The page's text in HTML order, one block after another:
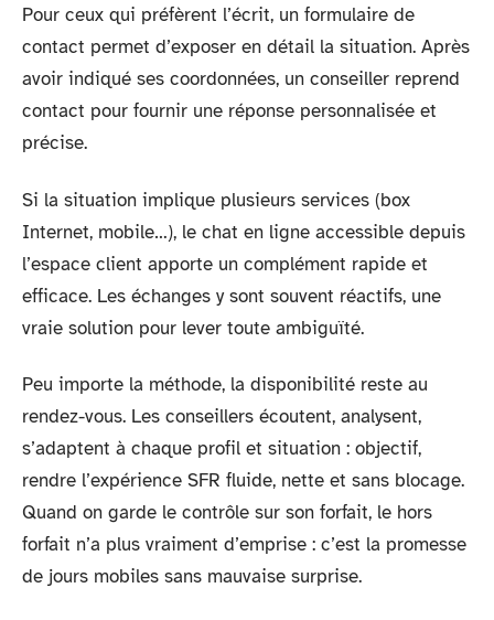
Pour ceux qui préfèrent l’écrit, un formulaire de
contact permet d’exposer en détail la situation. Après
avoir indiqué ses coordonnées, un conseiller reprend
contact pour fournir une réponse personnalisée et
précise.
Si la situation implique plusieurs services (box
Internet, mobile…), le chat en ligne accessible depuis
l’espace client apporte un complément rapide et
efficace. Les échanges y sont souvent réactifs, une
vraie solution pour lever toute ambiguïté.
Peu importe la méthode, la disponibilité reste au
rendez-vous. Les conseillers écoutent, analysent,
s’adaptent à chaque profil et situation : objectif,
rendre l’expérience SFR fluide, nette et sans blocage.
Quand on garde le contrôle sur son forfait, le hors
forfait n’a plus vraiment d’emprise : c’est la promesse
de jours mobiles sans mauvaise surprise.